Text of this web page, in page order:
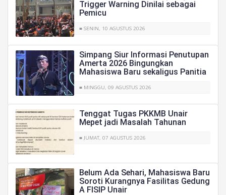
Trigger Warning Dinilai sebagai
Pemicu
■ SENIN, 10 AGUSTUS 2026
Simpang Siur Informasi Penutupan
Amerta 2026 Bingungkan
Mahasiswa Baru sekaligus Panitia
■ MINGGU, 09 AGUSTUS 2026
Tenggat Tugas PKKMB Unair
Mepet jadi Masalah Tahunan
■ JUMAT, 07 AGUSTUS 2026
Belum Ada Sehari, Mahasiswa Baru
Soroti Kurangnya Fasilitas Gedung
A FISIP Unair